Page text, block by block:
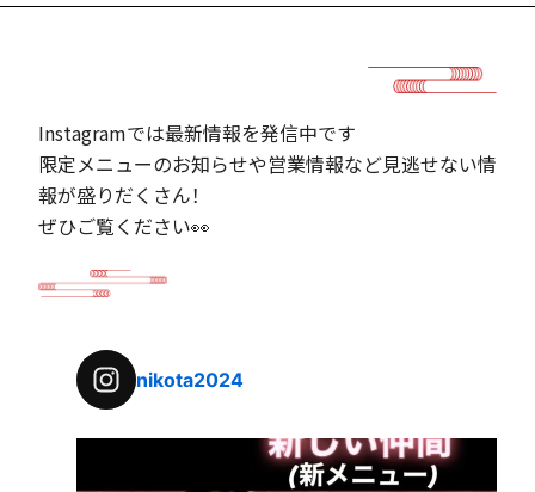
Instagramでは最新情報を発信中です
限定メニューのお知らせや営業情報など見逃せない情
報が盛りだくさん！
ぜひご覧ください👀
nikota2024